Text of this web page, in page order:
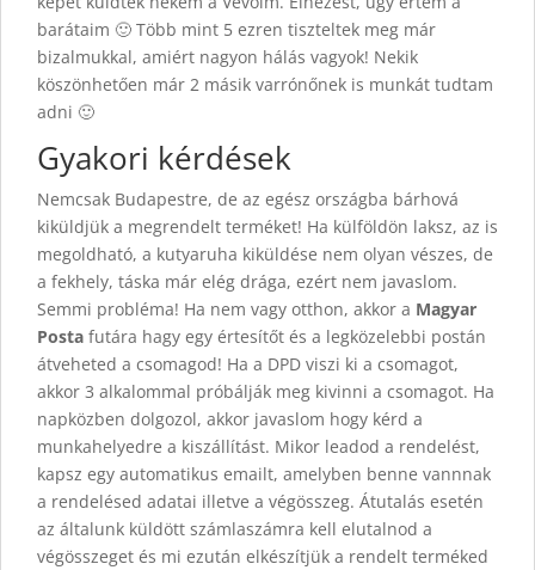
barátaim 🙂 Több mint 5 ezren tiszteltek meg már
bizalmukkal, amiért nagyon hálás vagyok! Nekik
köszönhetően már 2 másik varrónőnek is munkát tudtam
adni 🙂
Gyakori kérdések
Nemcsak Budapestre, de az egész országba bárhová
kiküldjük a megrendelt terméket! Ha külföldön laksz, az is
megoldható, a kutyaruha kiküldése nem olyan vészes, de
a fekhely, táska már elég drága, ezért nem javaslom.
Semmi probléma! Ha nem vagy otthon, akkor a Magyar
Posta futára hagy egy értesítőt és a legközelebbi postán
átveheted a csomagod! Ha a DPD viszi ki a csomagot,
akkor 3 alkalommal próbálják meg kivinni a csomagot. Ha
napközben dolgozol, akkor javaslom hogy kérd a
munkahelyedre a kiszállítást. Mikor leadod a rendelést,
kapsz egy automatikus emailt, amelyben benne vannnak
a rendelésed adatai illetve a végösszeg. Átutalás esetén
az általunk küldött számlaszámra kell elutalnod a
végösszeget és mi ezután elkészítjük a rendelt terméked